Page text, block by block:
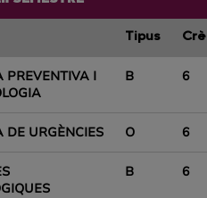
Tipus
PREVENTIVA I
B 6
DE URGÈNCIES O 6
B 6